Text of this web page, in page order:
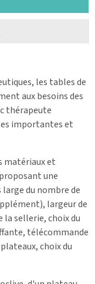
les tables de
aux besoins des
thérapeute
importantes et
matériaux et
une
du nombre de
largeur de
la sellerie, choix du
télécommande
choix du